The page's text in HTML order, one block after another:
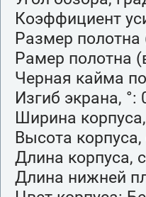
Коэффициент
Размер
Рамер полотна
Черная кайма
Изгиб экрана, °:
Ширина
Высота
Длина корпуса,
Длина нижней